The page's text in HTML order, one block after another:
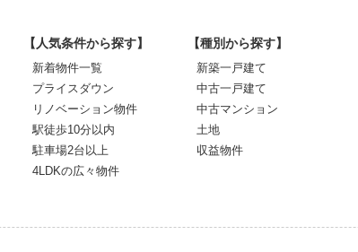
【人気条件から探す】
新着物件一覧
プライスダウン
リノベーション物件
駅徒歩10分以内
駐車場2台以上
4LDKの広々物件
【種別から探す】
新築一戸建て
中古一戸建て
中古マンション
土地
収益物件